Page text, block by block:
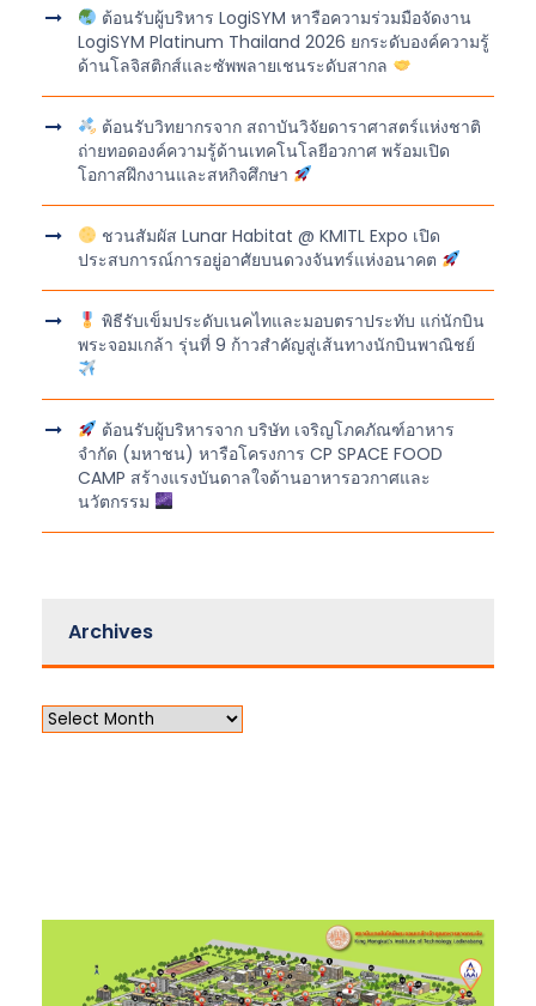
ต้อนรับผู้บริหาร LogiSYM หารือความร่วมมือจัดงาน
LogiSYM Platinum Thailand 2026 ยกระดับองค์ความรู้
ด้านโลจิสติกส์และซัพพลายเชนระดับสากล
ต้อนรับวิทยากรจาก สถาบันวิจัยดาราศาสตร์แห่งชาติ
ถ่ายทอดองค์ความรู้ด้านเทคโนโลยีอวกาศ พร้อมเปิด
โอกาสฝึกงานและสหกิจศึกษา
ชวนสัมผัส Lunar Habitat @ KMITL Expo เปิด
ประสบการณ์การอยู่อาศัยบนดวงจันทร์แห่งอนาคต
พิธีรับเข็มประดับเนคไทและมอบตราประทับ แก่นักบิน
พระจอมเกล้า รุ่นที่ 9 ก้าวสำคัญสู่เส้นทางนักบินพาณิชย์
ต้อนรับผู้บริหารจาก บริษัท เจริญโภคภัณฑ์อาหาร
จำกัด (มหาชน) หารือโครงการ CP SPACE FOOD
CAMP สร้างแรงบันดาลใจด้านอาหารอวกาศและ
นวัตกรรม
Archives